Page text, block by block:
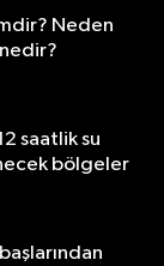
Neden
saatlik su
bölgeler